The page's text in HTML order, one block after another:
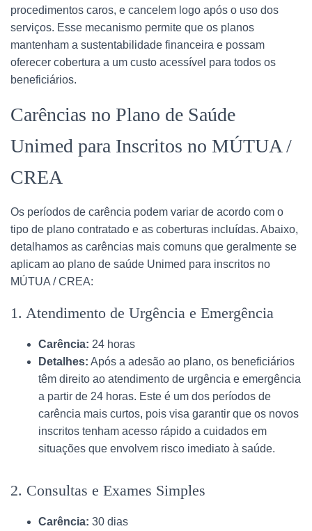
procedimentos caros, e cancelem logo após o uso dos
serviços. Esse mecanismo permite que os planos
mantenham a sustentabilidade financeira e possam
oferecer cobertura a um custo acessível para todos os
beneficiários.
Carências no Plano de Saúde
Unimed para Inscritos no MÚTUA /
CREA
Os períodos de carência podem variar de acordo com o
tipo de plano contratado e as coberturas incluídas. Abaixo,
detalhamos as carências mais comuns que geralmente se
aplicam ao plano de saúde Unimed para inscritos no
MÚTUA / CREA:
1. Atendimento de Urgência e Emergência
Carência: 24 horas
Detalhes: Após a adesão ao plano, os beneficiários
têm direito ao atendimento de urgência e emergência
a partir de 24 horas. Este é um dos períodos de
carência mais curtos, pois visa garantir que os novos
inscritos tenham acesso rápido a cuidados em
situações que envolvem risco imediato à saúde.
2. Consultas e Exames Simples
Carência: 30 dias